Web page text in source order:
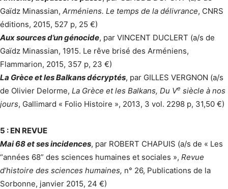
Gaïdz Minassian, Arméniens. Le temps de la délivrance, CNRS
éditions, 2015, 527 p, 25 €)
Aux sources d’un génocide, par VINCENT DUCLERT (a/s de
Gaïdz Minassian, 1915. Le rêve brisé des Arméniens,
Flammarion, 2015, 357 p, 23 €)
La Grèce et les Balkans décryptés, par GILLES VERGNON (a/s
de Olivier Delorme, La Grèce et les Balkans, Du Ve siècle à nos
jours, Gallimard « Folio Histoire », 2013, 3 vol. 2298 p, 31,50 €)
5 : EN REVUE
Mai 68 et ses incidences, par ROBERT CHAPUIS (a/s de « Les
“années 68” des sciences humaines et sociales », Revue
d’histoire des sciences humaines, n° 26, Publications de la
Sorbonne, janvier 2015, 24 €)